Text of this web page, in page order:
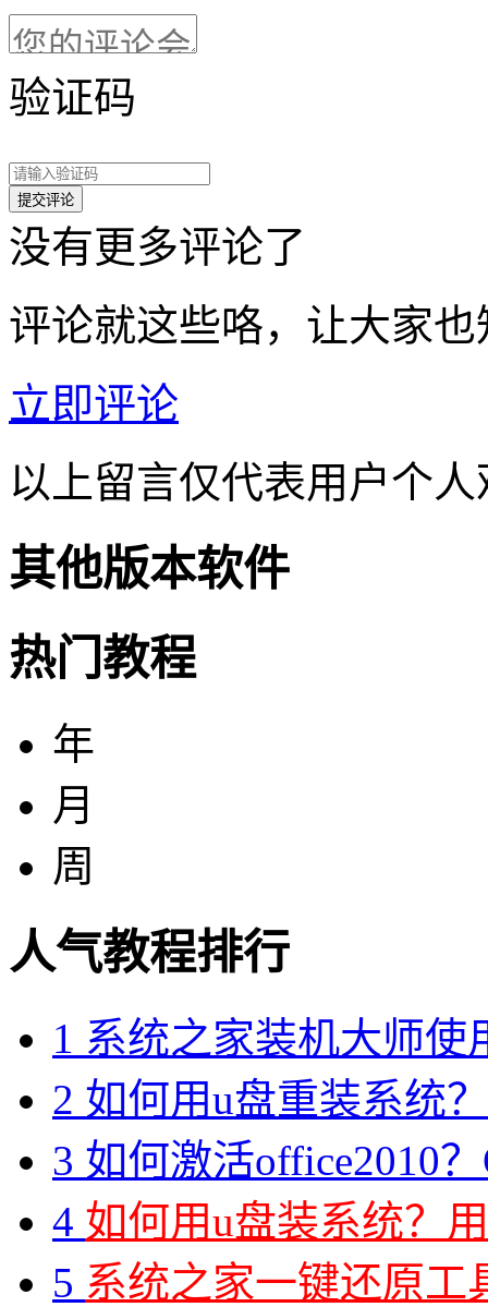
验证码
没有更多评论了
评论就这些咯，让大家
立即评论
以上留言仅代表用户个
其他版本软件
热门教程
年
月
周
人气教程排行
1 系统之家装机大师使
2 如何用u盘重装系统
3 如何激活office2010
4 如何用u盘装系统？
5 系统之家一键还原工